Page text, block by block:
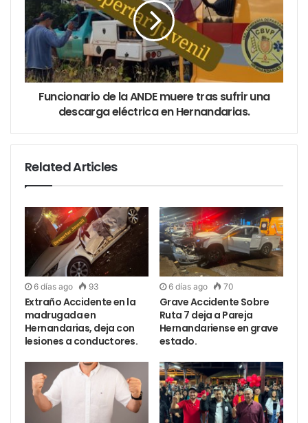
Funcionario de la ANDE muere tras sufrir una
descarga eléctrica en Hernandarias.
Related Articles
6 días ago 93
Extraño Accidente en la
madrugada en
Hernandarias, deja con
lesiones a conductores.
6 días ago 70
Grave Accidente Sobre
Ruta 7 deja a Pareja
Hernandariense en grave
estado.